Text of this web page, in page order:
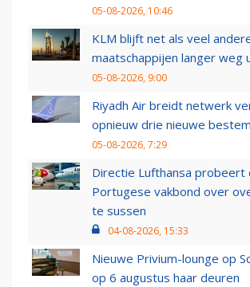
05-08-2026, 10:46
KLM blijft net als veel
maatschappijen langer weg
05-08-2026, 9:00
Riyadh Air breidt netwerk
opnieuw drie nieuwe
05-08-2026, 7:29
Directie Lufthansa probeert
Portugese vakbond over
te sussen
04-08-2026, 15:33
Nieuwe Privium-lounge op
op 6 augustus haar deuren